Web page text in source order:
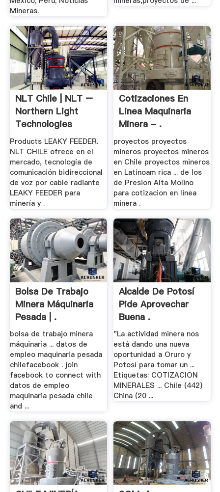
Mineras.
NLT Chile | NLT –
Northern Light
Technologies
Products LEAKY FEEDER.
NLT CHILE ofrece en el
mercado, tecnología de
comunicación bidireccional
de voz por cable radiante
LEAKY FEEDER para
minería y .
Cotizaciones En
Linea Maquinaria
Minera - .
proyectos proyectos
mineros proyectos mineros
en Chile proyectos mineros
en Latinoam rica ... de los
de Presion Alta Molino
para cotizacion en linea
minera .
Bolsa De Trabajo
Minera Máquinaria
Pesada | .
bolsa de trabajo minera
máquinaria ... datos de
empleo maquinaria pesada
chilefacebook . join
facebook to connect with
datos de empleo
maquinaria pesada chile
and ...
Alcalde De Potosí
Pide Aprovechar
Buena .
"La actividad minera nos
está dando una nueva
oportunidad a Oruro y
Potosí para tomar un ...
Etiquetas: COTIZACION
MINERALES ... Chile (442)
China (20 ...